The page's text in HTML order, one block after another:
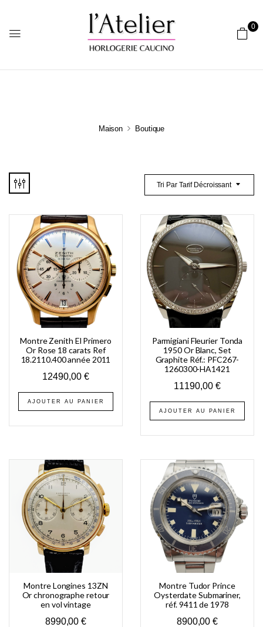
0
Maison Boutique
Tri Par Tarif Décroissant
Montre Zenith El Primero
Or Rose 18 carats Ref
18.2110.400 année 2011
12490,00 €
AJOUTER AU PANIER
Parmigiani Fleurier Tonda
1950 Or Blanc, Set
Graphite Réf.: PFC267-
1260300-HA1421
11190,00 €
AJOUTER AU PANIER
Montre Longines 13ZN
Or chronographe retour
en vol vintage
8990,00€
Montre Tudor Prince
Oysterdate Submariner,
réf. 9411 de 1978
8900,00€